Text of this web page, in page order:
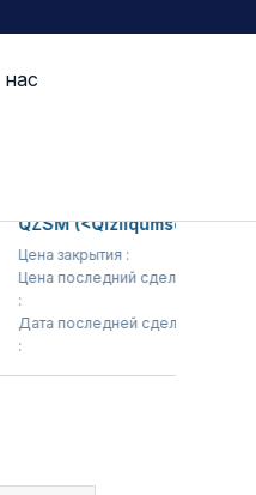
(<Qizilqumsement> AJ)
закрытия :
последний сделки
последней сделки